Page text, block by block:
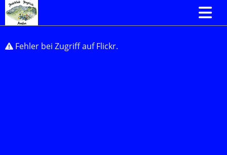
Fehler bei Zugriff auf Flickr.